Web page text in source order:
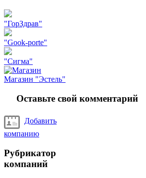
"ГорЗдрав"
"Gook-porte"
"Сигма"
Магазин "Эстель"
Оставьте свой комментарий
Добавить
компанию
Рубрикатор
компаний